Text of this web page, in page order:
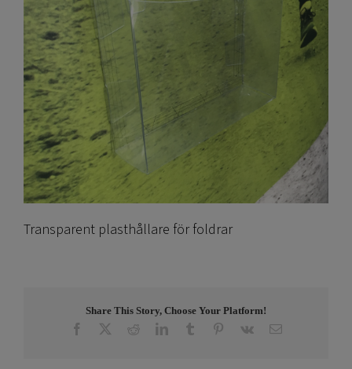
Transparent plasthållare för foldrar
Share This Story, Choose Your Platform!
Facebook RedditLinkedInTumblr Pinterest
Vk E-